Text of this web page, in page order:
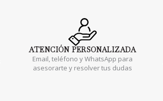
ATENCIÓNPERSONALIZADA
Email, teléfono y WhatsApp para
asesorarte y resolver tus dudas